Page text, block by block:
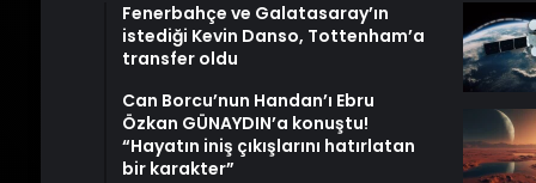
Fenerbahçe ve Galatasaray’ın
istediği Kevin Danso, Tottenham’a
transfer oldu
Can Borcu’nun Handan’ı Ebru
Özkan GÜNAYDIN’a konuştu!
“Hayatın iniş çıkışlarını hatırlatan
bir karakter”